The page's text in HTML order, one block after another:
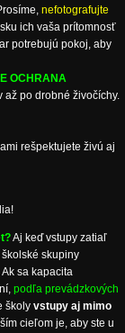
nefotografujte
ich vaša prítomnosť
potrebujú pokoj, aby
OCHRANA
až po drobné živočíchy.
rešpektujete živú aj
Aj keď vstupy zatiaľ
skupiny
sa kapacita
podľa prevádzkových
školy vstupy aj mimo
cieľom je, aby ste u